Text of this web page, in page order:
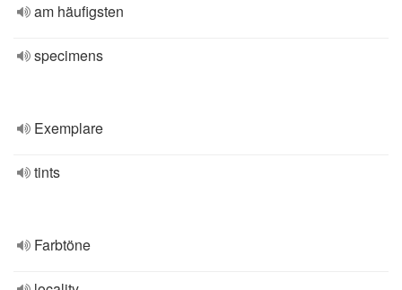
am häufigsten
specimens
Exemplare
tints
Farbtöne